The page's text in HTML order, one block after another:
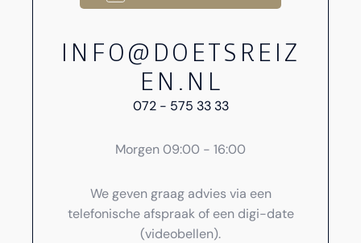
INFO@DOETSREIZ
EN.NL
072 - 575 33 33
Morgen 09:00 - 16:00
We geven graag advies via een
telefonische afspraak of een digi-date
(videobellen).